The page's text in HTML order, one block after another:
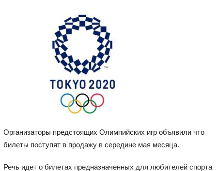
Организаторы предстоящих Олимпийских игр объявили что
билеты поступят в продажу в середине мая месяца.
Речь идет о билетах предназначенных для любителей спорта